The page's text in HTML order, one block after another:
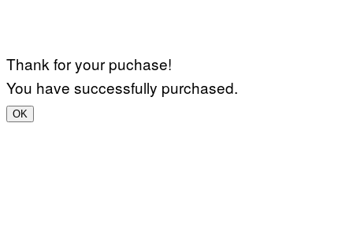
Thank for your puchase!
You have successfully purchased.
OK